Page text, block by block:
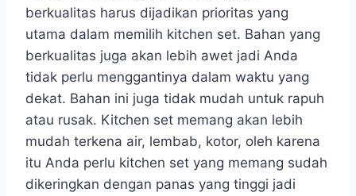
berkualitas harus dijadikan prioritas yang
utama dalam memilih kitchen set. Bahan yang
berkualitas juga akan lebih awet jadi Anda
tidak perlu menggantinya dalam waktu yang
dekat. Bahan ini juga tidak mudah untuk rapuh
atau rusak. Kitchen set memang akan lebih
mudah terkena air, lembab, kotor, oleh karena
itu Anda perlu kitchen set yang memang sudah
dikeringkan dengan panas yang tinggi jadi